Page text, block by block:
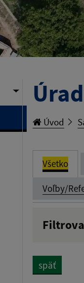
Úvod
Všetko
Voľby/
späť